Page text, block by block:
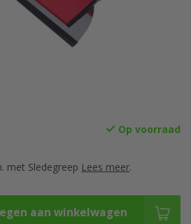
Op voorraad
met Sledegreep Lees meer.
aan winkelwagen